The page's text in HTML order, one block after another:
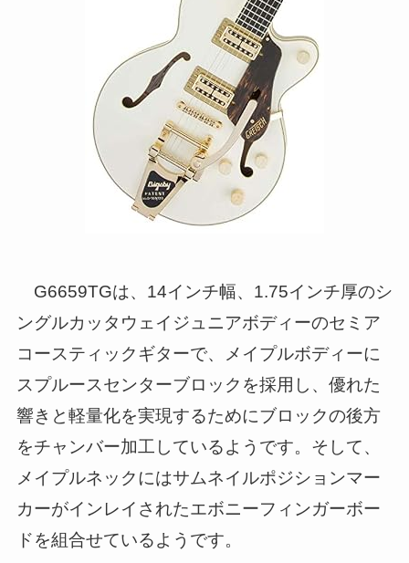
G6659TGは、14インチ幅、1.75インチ厚のシ
ングルカッタウェイジュニアボディーのセミア
コースティックギターで、メイプルボディーに
スプルースセンターブロックを採用し、優れた
響きと軽量化を実現するためにブロックの後方
をチャンバー加工しているようです。そして、
メイプルネックにはサムネイルポジションマー
カーがインレイされたエボニーフィンガーボー
ドを組合せているようです。